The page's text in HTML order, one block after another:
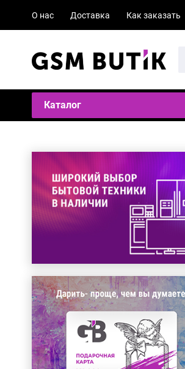
О нас Доставка Как заказать
Каталог